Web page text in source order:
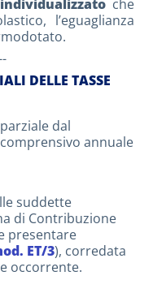
che
l’eguaglianza
DELLE TASSE
dal
annuale
suddette
di Contribuzione
presentare
ET/3), corredata
occorrente.